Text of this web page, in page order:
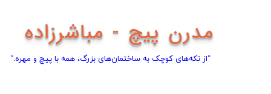
​مدرن پیچ - مباشرزاده
"از تکه‌های کوچک به ساختمان‌های بزرگ، همه با پیچ و مهره."​​​​​​​